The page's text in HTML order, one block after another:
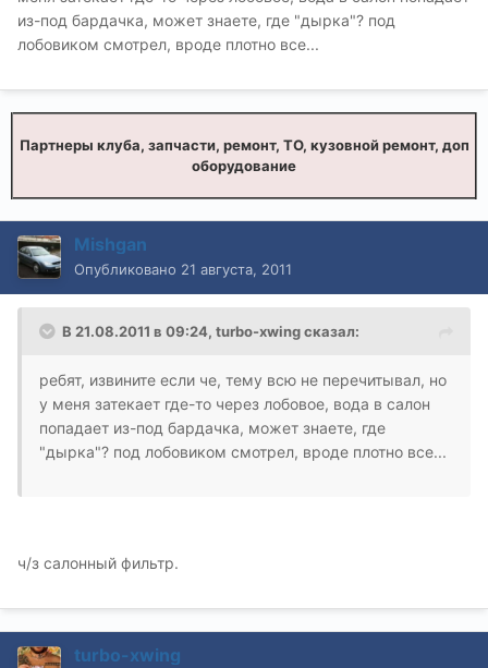
из-под бардачка, может знаете, где "дырка"? под
лобовиком смотрел, вроде плотно все...
Партнеры клуба, запчасти, ремонт, ТО, кузовной ремонт, доп
оборудование
Mishgan
Опубликовано 21 августа, 2011
В 21.08.2011 в 09:24, turbo-xwing сказал:
ребят, извините если че, тему всю не перечитывал, но
у меня затекает где-то через лобовое, вода в салон
попадает из-под бардачка, может знаете, где
"дырка"? под лобовиком смотрел, вроде плотно все...
ч/з салонный фильтр.
turbo-xwing